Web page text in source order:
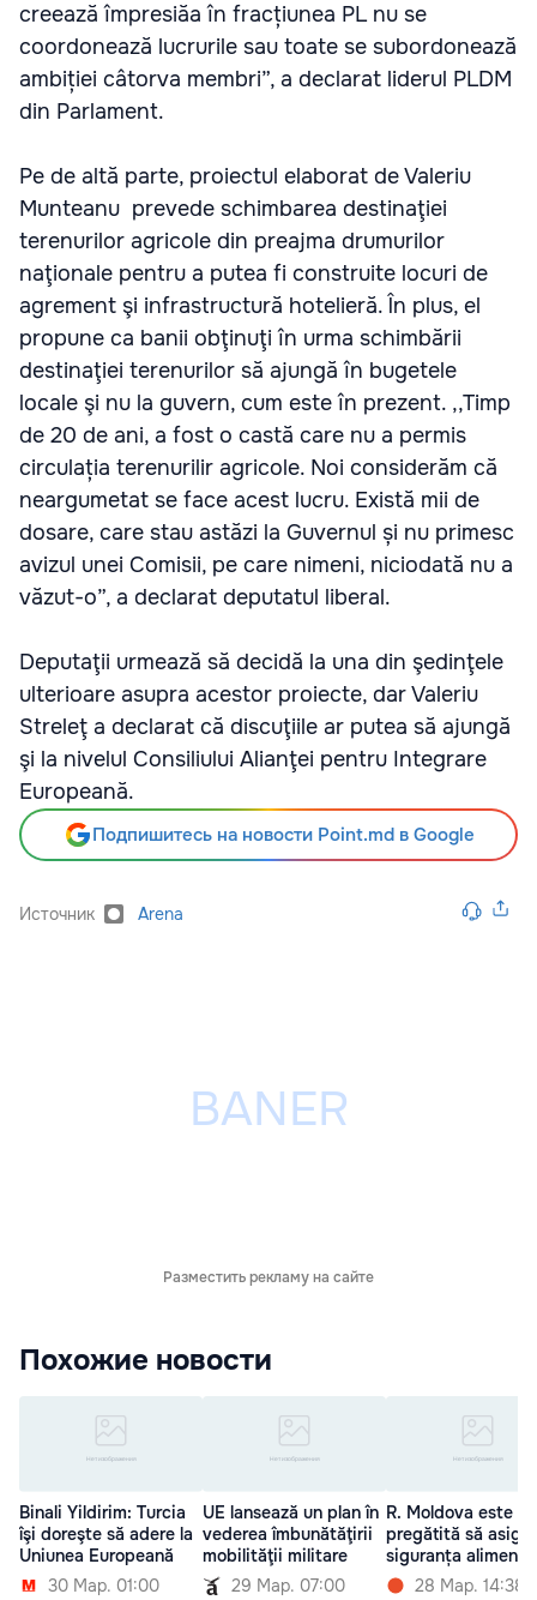
creează împresiăa în fracțiunea PL nu se
coordonează lucrurile sau toate se subordonează
ambiției câtorva membri”, a declarat liderul PLDM
din Parlament.
Pe de altă parte, proiectul elaborat de Valeriu
Munteanu prevede schimbarea destinaţiei
terenurilor agricole din preajma drumurilor
naţionale pentru a putea fi construite locuri de
agrement şi infrastructură hotelieră. În plus, el
propune ca banii obţinuţi în urma schimbării
destinaţiei terenurilor să ajungă în bugetele
locale şi nu la guvern, cum este în prezent. ,,Timp
de 20 de ani, a fost o castă care nu a permis
circulația terenurilir agricole. Noi considerăm că
neargumetat se face acest lucru. Există mii de
dosare, care stau astăzi la Guvernul și nu primesc
avizul unei Comisii, pe care nimeni, niciodată nu a
văzut-o”, a declarat deputatul liberal.
Deputaţii urmează să decidă la una din şedinţele
ulterioare asupra acestor proiecte, dar Valeriu
Streleţ a declarat că discuţiile ar putea să ajungă
şi la nivelul Consiliului Alianţei pentru Integrare
Europeană.
Подпишитесь на новости Point.md в Google
Источник Arena
Разместить рекламу на сайте
Похожие новости
Binali Yildirim: Turcia
îşi doreşte să adere la
Uniunea Europeană
30 Мар. 01:00
UE lansează un plan în
vederea îmbunătăţirii
mobilităţii militare
29 Мар. 07:00
R. Moldova este
pregătită să
siguranța
28 Мар. 14:38